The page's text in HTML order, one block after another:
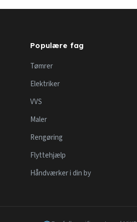
Populære fag
Tømrer
Elektriker
VVS
Maler
Rengøring
Flyttehjælp
Håndværker i din by